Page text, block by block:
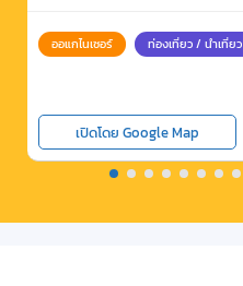
ออแกไนเซอร์ ท่องเที่ยว / นำเที่ยว
เปิดโดย Google Map